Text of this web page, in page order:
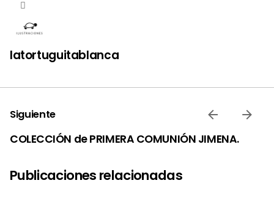
latortuguitablanca
Siguiente
COLECCIÓN de PRIMERA COMUNIÓN JIMENA.
Publicaciones relacionadas